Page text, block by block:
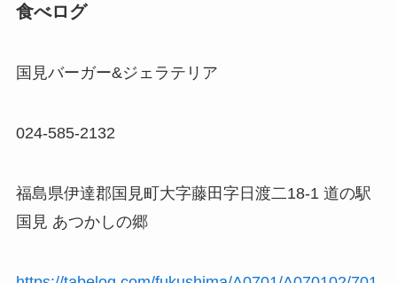
食べログ
国見バーガー&ジェラテリア
024-585-2132
福島県伊達郡国見町大字藤田字日渡二18-1 道の駅
国見 あつかしの郷